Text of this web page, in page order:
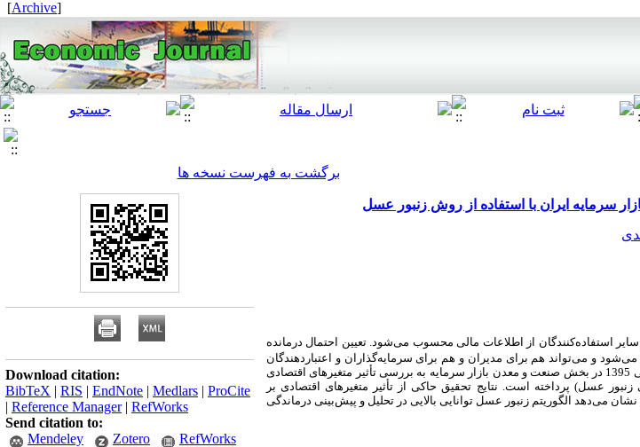
[
Archive
]
برگشت به فهرست نسخه ها
سرمایه ایران با استفاده از روش زنبور عسل
استفاده‌کنندگان از اطلاعات مالی محسوب می‌شود. تعیین احتمال درمانده
و می‌تواند هم برای مدیران و هم برای سرمایه‌گذاران و اعتباردهندگان
مفید واقع شود. این پژوهش با استفاده از اطلاعات 6 سال مالی طی دوره 1390 الی 1395 در بخش صنعت و معدن بازار سرمایه به بررسی تأثیر متغیرهای اقتصادی
عسل) پرداخته است. نتایج تحقیق حاکی از تأثیر متغیرهای اقتصادی بر
می‌دهد الگوریتم زنبور عسل توانایی بالایی در تحلیل و پیش‌بینی درماندگی
Download citation:
BibTeX | RIS | EndNote | Medlars | ProCite
| Reference Manager| RefWorks
Send citation to:
Mendeley
Zotero RefWorks